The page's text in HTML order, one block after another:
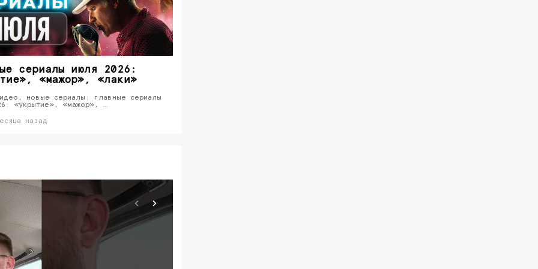
сериалы июля 2026:
«мажор», «лаки»
новые сериалы: главные сериалы
«укрытие», «мажор», …
назад